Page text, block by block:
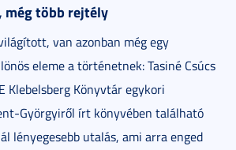
még több rejtély
van azonban még egy
eleme a történetnek: Tasiné Csúcs
Klebelsberg Könyvtár egykori
Györgyiről írt könyvében található
lényegesebb utalás, ami arra enged